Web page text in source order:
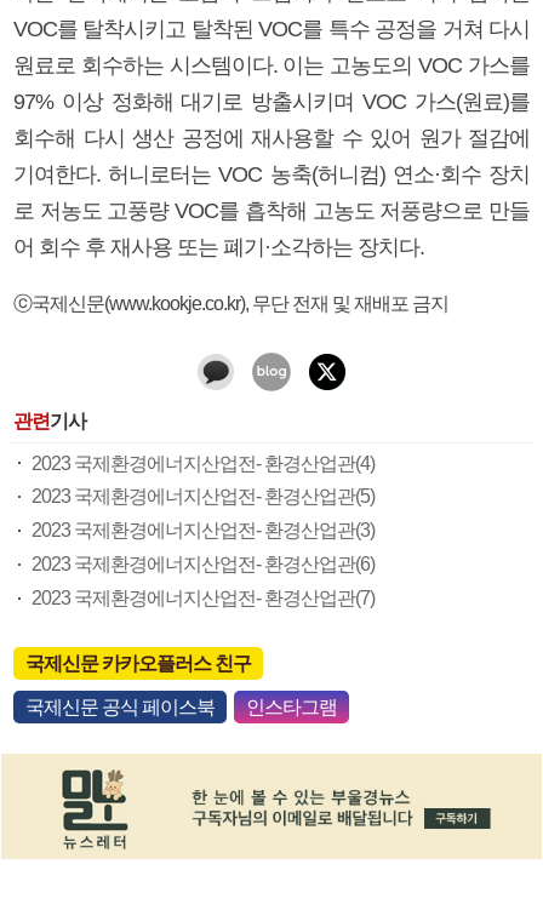
VOC를 탈착시키고 탈착된 VOC를 특수 공정을 거쳐 다시
원료로 회수하는 시스템이다. 이는 고농도의 VOC 가스를
97% 이상 정화해 대기로 방출시키며 VOC 가스(원료)를
회수해 다시 생산 공정에 재사용할 수 있어 원가 절감에
기여한다. 허니로터는 VOC 농축(허니컴) 연소·회수 장치
로 저농도 고풍량 VOC를 흡착해 고농도 저풍량으로 만들
어 회수 후 재사용 또는 폐기·소각하는 장치다.
ⓒ국제신문(www.kookje.co.kr), 무단 전재 및 재배포 금지
관련기사
2023 국제환경에너지산업전- 환경산업관(4)
2023 국제환경에너지산업전- 환경산업관(5)
2023 국제환경에너지산업전- 환경산업관(3)
2023 국제환경에너지산업전- 환경산업관(6)
2023 국제환경에너지산업전- 환경산업관(7)
국제신문 카카오플러스 친구
국제신문 공식 페이스북 인스타그램